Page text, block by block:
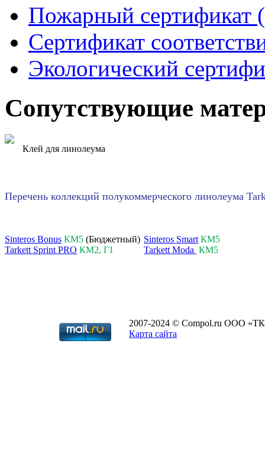
Пожарный сертификат
Сертификат
Экологический
Сопутствующие
Клей для линолеума
Перечень коллекций полукоммерческого линолеума
Sinteros Bonus КМ5 (Бюджетный)
Tarkett Sprint PRO КМ2, Г1
Sinteros Smart КМ5
Tarkett Moda КМ5
2007-2024 © Compol.ru ООО «ТК
Карта сайта